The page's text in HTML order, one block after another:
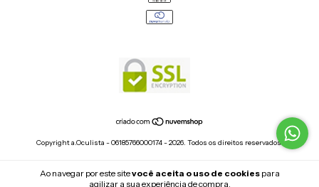
Ao navegar por este sitevocê aceita o uso de cookiespara
agilizar a sua experiência de compra.
Copyright a.Oculista - 06185766000174 - 2026. Todos os direitos reservados.